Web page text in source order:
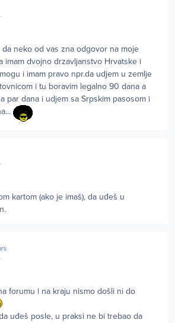
da neko od vas zna odgovor na moje
imam dvojno drzavljanstvo Hrvatske i
i imam pravo npr.da udjem u zemlje
i tu boravim legalno 90 dana a
par dana i udjem sa Srpskim pasosom i
kartom (ako je imaš), da uđeš u
forumu i na kraju nismo došli ni do
uđeš posle, u praksi ne bi trebao da